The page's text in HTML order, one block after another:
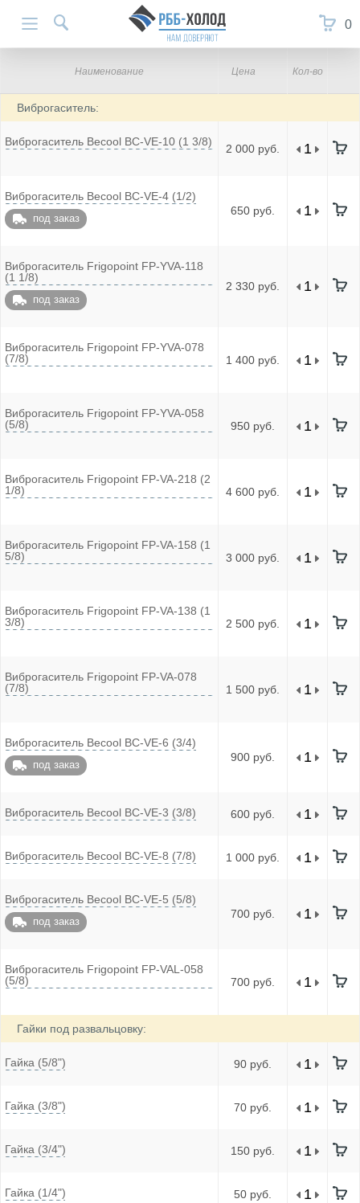
0
Наименование Цена Кол-во
Виброгаситель:
Виброгаситель Becool BC-VE-10 (1 3/8)
2 000 руб.
Виброгаситель Becool BC-VE-4 (1/2)
под заказ
650 руб.
Виброгаситель Frigopoint FP-YVA-118
(1 1/8)
под заказ
2 330 руб.
Виброгаситель Frigopoint FP-YVA-078
(7/8)
1 400 руб.
Виброгаситель Frigopoint FP-YVA-058
(5/8)
950 руб.
Виброгаситель Frigopoint FP-VA-218 (2
1/8)
4 600 руб.
Виброгаситель Frigopoint FP-VA-158 (1
5/8)
3 000 руб.
Виброгаситель Frigopoint FP-VA-138 (1
3/8)
2 500 руб.
Виброгаситель Frigopoint FP-VA-078
(7/8)
1 500 руб.
Виброгаситель Becool BC-VE-6 (3/4)
под заказ
900 руб.
Виброгаситель Becool BC-VE-3 (3/8) 600 руб.
Виброгаситель Becool BC-VE-8 (7/8) 1 000 руб.
Виброгаситель Becool BC-VE-5 (5/8)
под заказ
700 руб.
Виброгаситель Frigopoint FP-VAL-058
(5/8)
700 руб.
Гайки под развальцовку:
Гайка (5/8") 90 руб.
Гайка (3/8") 70 руб.
Гайка (3/4") 150 руб.
Гайка (1/4") 50 руб.